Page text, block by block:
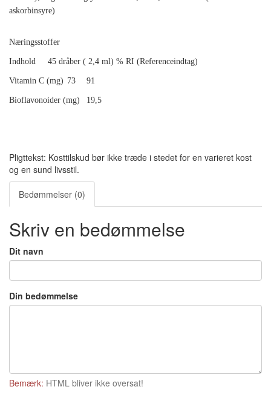
askorbinsyre)
Næringsstoffer
Indhold 45 dråber ( 2,4 ml) % RI (Referenceindtag)
Vitamin C (mg) 73 91
Bioflavonoider (mg) 19,5
Pligttekst: Kosttilskud bør ikke træde i stedet for en varieret kost
og en sund livsstil.
Bedømmelser (0)
Skriv en bedømmelse
Dit navn
Din bedømmelse
Bemærk: HTML bliver ikke oversat!